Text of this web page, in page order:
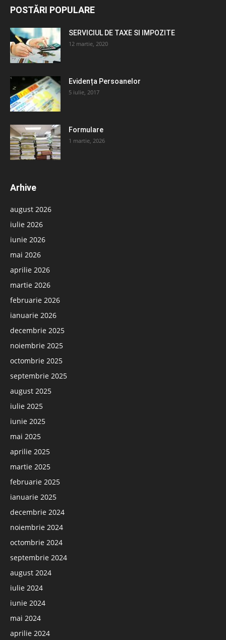
POSTĂRI POPULARE
SERVICIUL DE TAXE SI IMPOZITE
12 martie, 2020
Evidența Persoanelor
5 iulie, 2017
Formulare
1 martie, 2026
Arhive
august 2026
iulie 2026
iunie 2026
mai 2026
aprilie 2026
martie 2026
februarie 2026
ianuarie 2026
decembrie 2025
noiembrie 2025
octombrie 2025
septembrie 2025
august 2025
iulie 2025
iunie 2025
mai 2025
aprilie 2025
martie 2025
februarie 2025
ianuarie 2025
decembrie 2024
noiembrie 2024
octombrie 2024
septembrie 2024
august 2024
iulie 2024
iunie 2024
mai 2024
aprilie 2024